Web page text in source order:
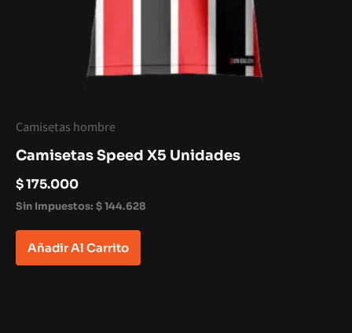
Camisetas hombre
Camisetas Speed X5 Unidades
$175.000
Sin Impuestos: $144.628
Añadir Al Carrito